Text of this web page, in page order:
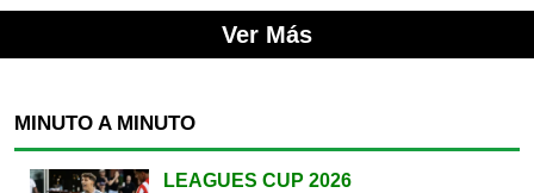
Ver Más
MINUTO A MINUTO
LEAGUES CUP 2026